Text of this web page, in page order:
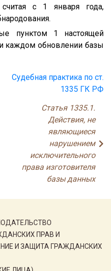
ПРАВ И
И ЗАЩИТА ГРАЖДАНСКИХ
считая с 1 января года,
пунктом 1 настоящей
каждом обновлении базы
Судебная практика по ст.
1335 ГК РФ
Статья 1335.1.
Действия, не
являющиеся
нарушением
исключительного
права изготовителя
базы данных